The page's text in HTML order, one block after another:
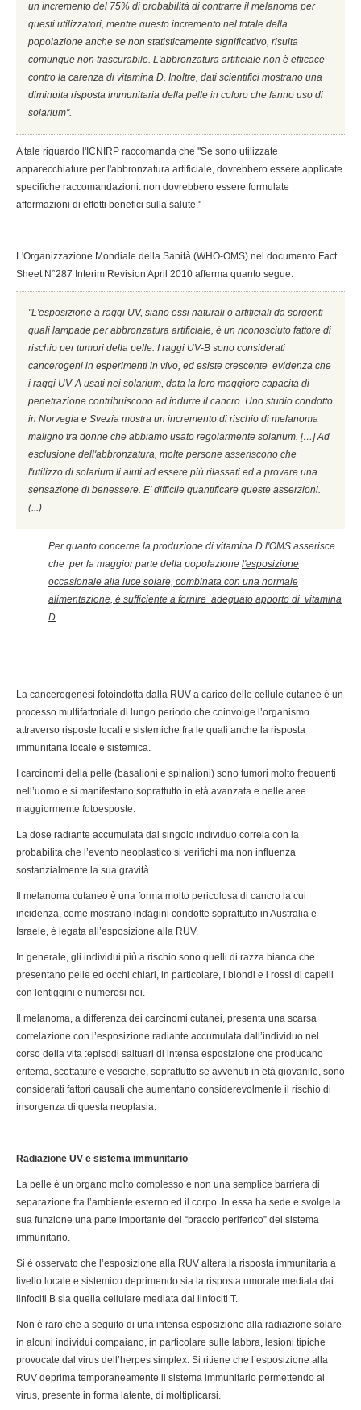
un incremento del 75% di probabilità di contrarre il melanoma per
questi utilizzatori, mentre questo incremento nel totale della
popolazione anche se non statisticamente significativo, risulta
comunque non trascurabile. L'abbronzatura artificiale non è efficace
contro la carenza di vitamina D. Inoltre, dati scientifici mostrano una
diminuita risposta immunitaria della pelle in coloro che fanno uso di
solarium''.
A tale riguardo l'ICNIRP raccomanda che ''Se sono utilizzate
apparecchiature per l'abbronzatura artificiale, dovrebbero essere applicate
specifiche raccomandazioni: non dovrebbero essere formulate
affermazioni di effetti benefici sulla salute.''
L'Organizzazione Mondiale della Sanità (WHO-OMS) nel documento Fact
Sheet N°287 Interim Revision April 2010 afferma quanto segue:
''L'esposizione a raggi UV, siano essi naturali o artificiali da sorgenti
quali lampade per abbronzatura artificiale, è un riconosciuto fattore di
rischio per tumori della pelle. I raggi UV-B sono considerati
cancerogeni in esperimenti in vivo, ed esiste crescente evidenza che
i raggi UV-A usati nei solarium, data la loro maggiore capacità di
penetrazione contribuiscono ad indurre il cancro. Uno studio condotto
in Norvegia e Svezia mostra un incremento di rischio di melanoma
maligno tra donne che abbiamo usato regolarmente solarium. […] Ad
esclusione dell'abbronzatura, molte persone asseriscono che
l'utilizzo di solarium li aiuti ad essere più rilassati ed a provare una
sensazione di benessere. E' difficile quantificare queste asserzioni.
(...)
Per quanto concerne la produzione di vitamina D l'OMS asserisce
che per la maggior parte della popolazione l'esposizione
occasionale alla luce solare, combinata con una normale
alimentazione, è sufficiente a fornire adeguato apporto di vitamina
D.
La cancerogenesi fotoindotta dalla RUV a carico delle cellule cutanee è un
processo multifattoriale di lungo periodo che coinvolge l’organismo
attraverso risposte locali e sistemiche fra le quali anche la risposta
immunitaria locale e sistemica.
I carcinomi della pelle (basalioni e spinalioni) sono tumori molto frequenti
nell’uomo e si manifestano soprattutto in età avanzata e nelle aree
maggiormente fotoesposte.
La dose radiante accumulata dal singolo individuo correla con la
probabilità che l’evento neoplastico si verifichi ma non influenza
sostanzialmente la sua gravità.
Il melanoma cutaneo è una forma molto pericolosa di cancro la cui
incidenza, come mostrano indagini condotte soprattutto in Australia e
Israele, è legata all’esposizione alla RUV.
In generale, gli individui più a rischio sono quelli di razza bianca che
presentano pelle ed occhi chiari, in particolare, i biondi e i rossi di capelli
con lentiggini e numerosi nei.
Il melanoma, a differenza dei carcinomi cutanei, presenta una scarsa
correlazione con l’esposizione radiante accumulata dall’individuo nel
corso della vita :episodi saltuari di intensa esposizione che producano
eritema, scottature e vesciche, soprattutto se avvenuti in età giovanile, sono
considerati fattori causali che aumentano considerevolmente il rischio di
insorgenza di questa neoplasia.
Radiazione UV e sistema immunitario
La pelle è un organo molto complesso e non una semplice barriera di
separazione fra l’ambiente esterno ed il corpo. In essa ha sede e svolge la
sua funzione una parte importante del “braccio periferico” del sistema
immunitario.
Si è osservato che l’esposizione alla RUV altera la risposta immunitaria a
livello locale e sistemico deprimendo sia la risposta umorale mediata dai
linfociti B sia quella cellulare mediata dai linfociti T.
Non è raro che a seguito di una intensa esposizione alla radiazione solare
in alcuni individui compaiano, in particolare sulle labbra, lesioni tipiche
provocate dal virus dell’herpes simplex. Si ritiene che l’esposizione alla
RUV deprima temporaneamente il sistema immunitario permettendo al
virus, presente in forma latente, di moltiplicarsi.